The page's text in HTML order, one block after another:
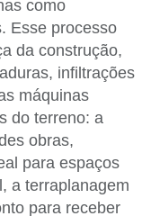
como
Esse processo
da construção,
infiltrações
máquinas
do terreno: a
obras,
para espaços
a terraplanagem
para receber